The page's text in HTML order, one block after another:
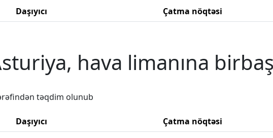
Daşıyıcı Çatma nöqtəsi
hava limanına
təqdim olunub
Daşıyıcı Çatma nöqtəsi